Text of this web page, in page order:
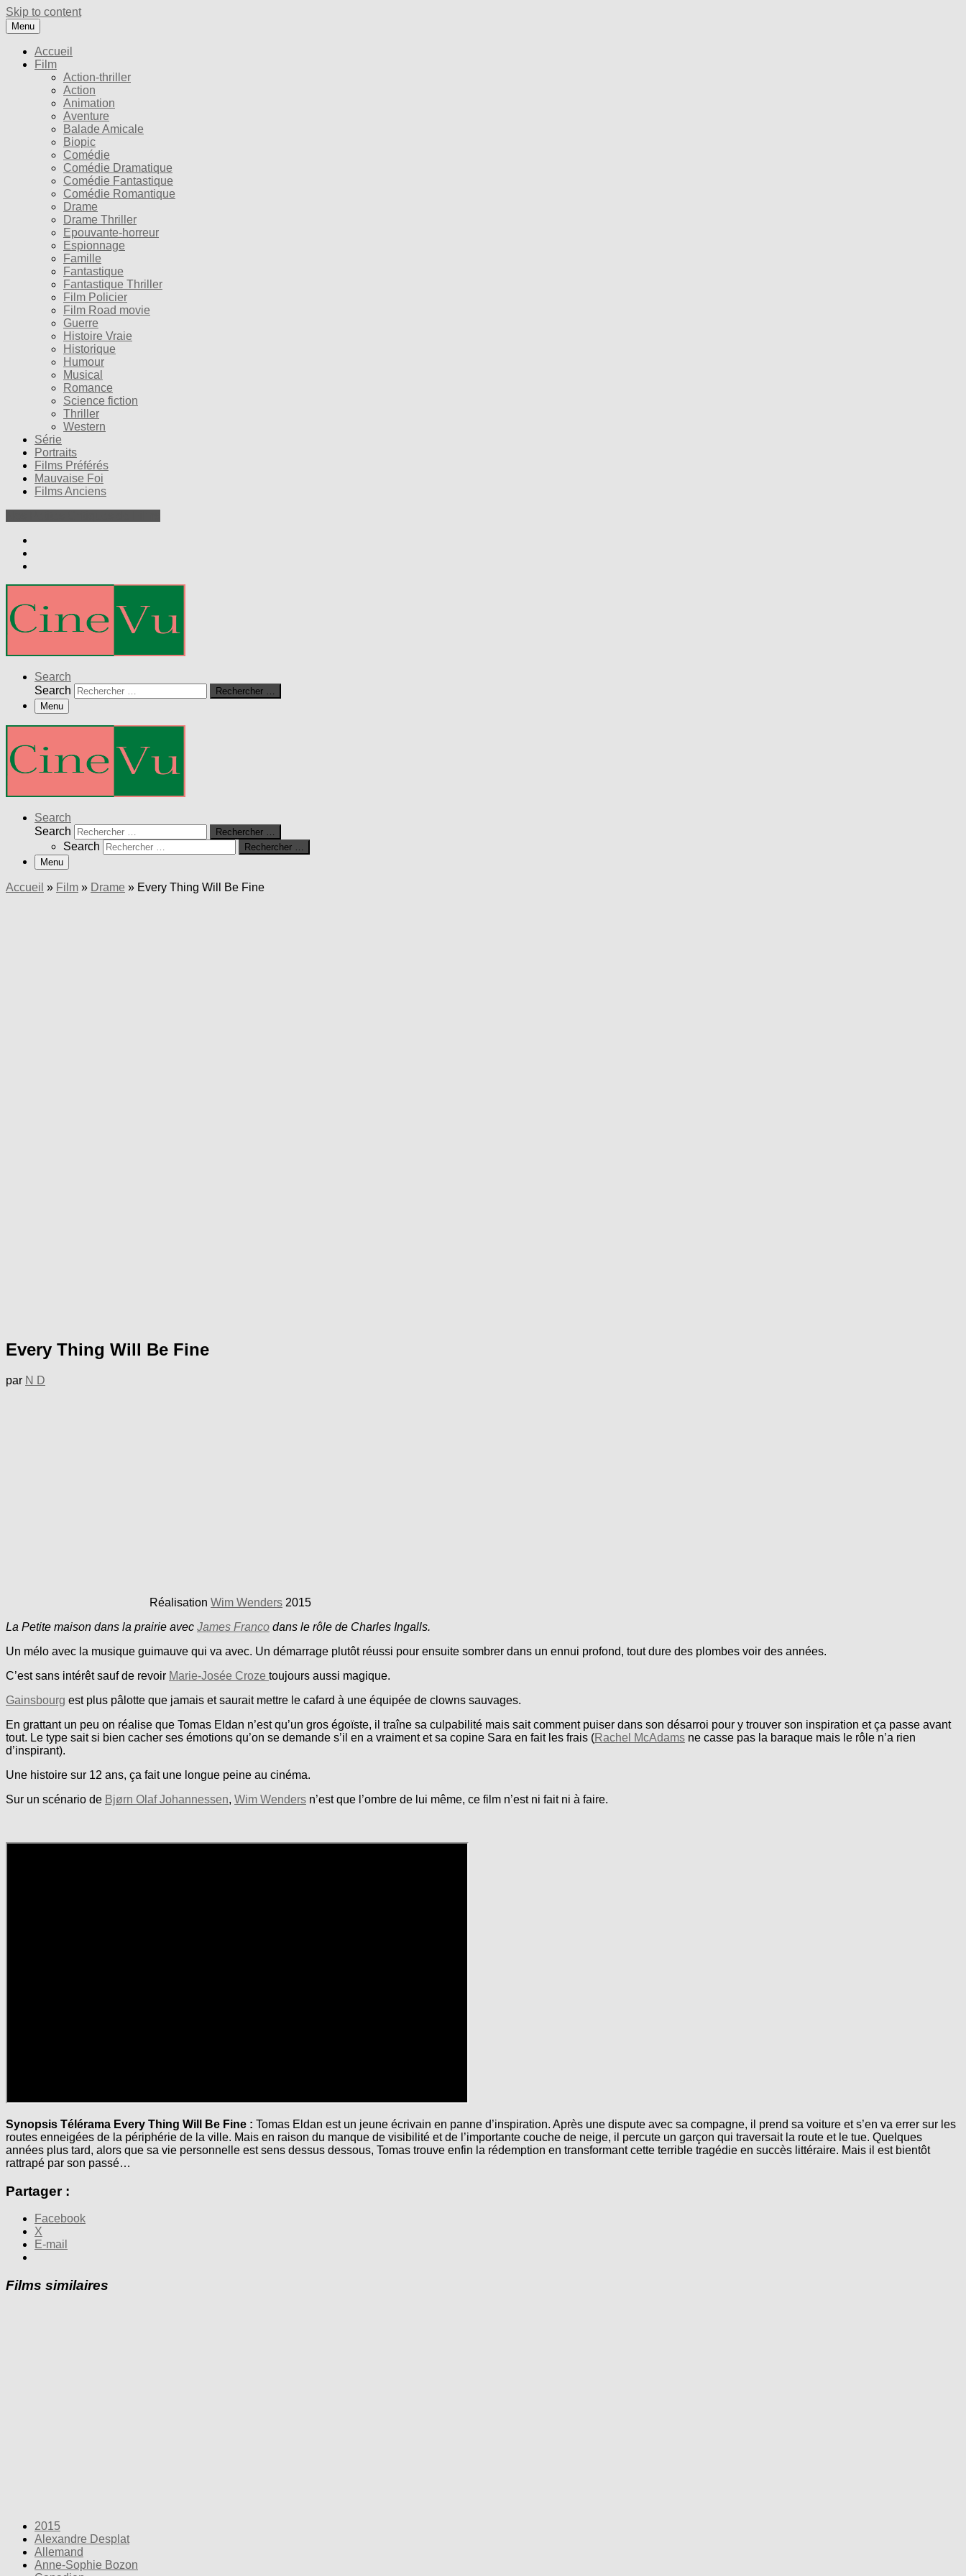
Skip to content
Menu
Accueil
Film
Action-thriller
Action
Animation
Aventure
Balade Amicale
Biopic
Comédie
Comédie Dramatique
Comédie Fantastique
Comédie Romantique
Drame
Drame Thriller
Epouvante-horreur
Espionnage
Famille
Fantastique
Fantastique Thriller
Film Policier
Film Road movie
Guerre
Histoire Vraie
Historique
Humour
Musical
Romance
Science fiction
Thriller
Western
Série
Portraits
Films Préférés
Mauvaise Foi
Films Anciens
Search
Search
Rechercher …
Menu
Search
Search
Rechercher …
Search
Rechercher …
Menu
Accueil » Film » Drame » Every Thing Will Be Fine
Every Thing Will Be Fine
par N D
Réalisation Wim Wenders 2015
La Petite maison dans la prairie avec James Franco dans le rôle de Charles Ingalls.
Un mélo avec la musique guimauve qui va avec. Un démarrage plutôt réussi pour ensuite sombrer dans un ennui profond, tout dure des plombes voir des années.
C’est sans intérêt sauf de revoir Marie-Josée Croze toujours aussi magique.
Gainsbourg est plus pâlotte que jamais et saurait mettre le cafard à une équipée de clowns sauvages.
En grattant un peu on réalise que Tomas Eldan n’est qu’un gros égoïste, il traîne sa culpabilité mais sait comment puiser dans son désarroi pour y trouver son inspiration et ça passe avant
tout. Le type sait si bien cacher ses émotions qu’on se demande s’il en a vraiment et sa copine Sara en fait les frais (Rachel McAdams ne casse pas la baraque mais le rôle n’a rien
d’inspirant).
Une histoire sur 12 ans, ça fait une longue peine au cinéma.
Sur un scénario de Bjørn Olaf Johannessen, Wim Wenders n’est que l’ombre de lui même, ce film n’est ni fait ni à faire.
Synopsis Télérama Every Thing Will Be Fine : Tomas Eldan est un jeune écrivain en panne d’inspiration. Après une dispute avec sa compagne, il prend sa voiture et s’en va errer sur les
routes enneigées de la périphérie de la ville. Mais en raison du manque de visibilité et de l’importante couche de neige, il percute un garçon qui traversait la route et le tue. Quelques
années plus tard, alors que sa vie personnelle est sens dessus dessous, Tomas trouve enfin la rédemption en transformant cette terrible tragédie en succès littéraire. Mais il est bientôt
rattrapé par son passé…
Partager :
Facebook
X
E-mail
Films similaires
2015
Alexandre Desplat
Allemand
Anne-Sophie Bozon